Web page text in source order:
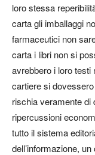
loro stessa
carta gli imballaggi
farmaceutici non
carta i libri non si
avrebbero i loro
cartiere si
rischia veramente di
ripercussioni
tutto il sistema
dell’informazione,